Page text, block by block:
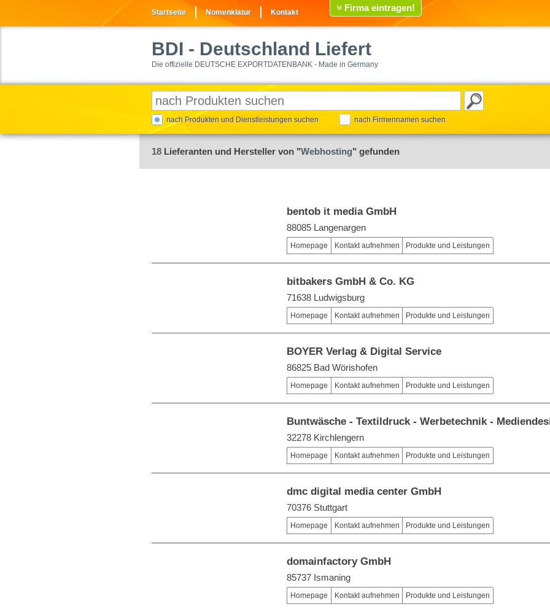
Startseite Nomenklatur Kontakt Firma eintragen!
BDI - Deutschland Liefert
Die offizielle DEUTSCHE EXPORTDATENBANK - Made in Germany
nach Produkten und Dienstleistungen suchen nach Firmennamen suchen
18 Lieferanten und Hersteller von "Webhosting" gefunden
bentob it media GmbH
88085 Langenargen
Homepage Kontakt aufnehmen Produkte und Leistungen
bitbakers GmbH & Co. KG
71638 Ludwigsburg
Homepage Kontakt aufnehmen Produkte und Leistungen
BOYER Verlag & Digital Service
86825 Bad Wörishofen
Homepage Kontakt aufnehmen Produkte und Leistungen
Buntwäsche - Textildruck - Werbetechnik -
32278 Kirchlengern
Homepage Kontakt aufnehmen Produkte und Leistungen
dmc digital media center GmbH
70376 Stuttgart
Homepage Kontakt aufnehmen Produkte und Leistungen
domainfactory GmbH
85737 Ismaning
Homepage Kontakt aufnehmen Produkte und Leistungen